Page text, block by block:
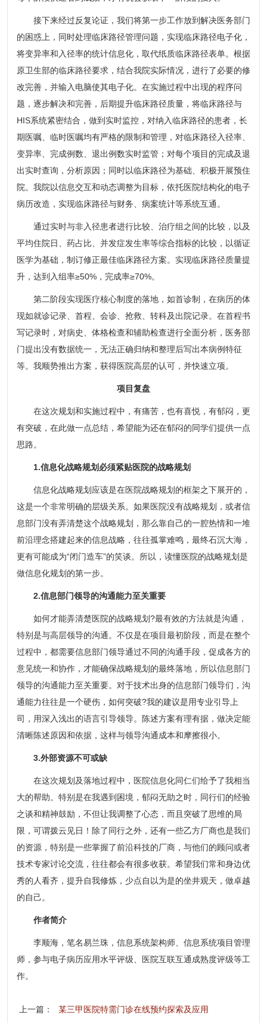
接下来经过反复论证，我们将第一步工作放到解决医务部门
的困惑上，同时处理临床路径管理问题，实现临床路径电子化，
将变异率和入径率的统计信息化，取代纸质临床路径表单。根据
原卫生部的临床路径要求，结合我院实际情况，进行了必要的修
改完善，并输入电脑使其电子化。在实施过程中出现的程序问
题，逐步解决和完善，后期提升临床路径质量，将临床路径与
HIS系统紧密结合，做到实时监控，对纳入临床路径的患者，长
期医嘱、临时医嘱均有严格的限制和管理，对临床路径入径率、
变异率、完成例数、退出例数实时监管；对每个项目的完成及退
出实时查询，分析原因；同时以临床路径为基础、积极开展预住
院。我院以信息交互和动态调整为目标，依托医院结构化的电子
病历改造，实现临床路径与财务、病案统计等系统互通。
通过实时与非入径患者进行比较、治疗组之间的比较，以及
平均住院日、药占比、并发症发生率等综合指标的比较，以循证
医学为基础，制订修正最佳临床路径方案。实现临床路径质量提
升，达到入组率≥50%，完成率≥70%。
第二阶段实现医疗核心制度的落地，如首诊制，在病历的体
现如就诊记录、首程、会诊、抢救、转科及出院记录。在首程书
写记录时，对病史、体格检查和辅助检查进行全面分析，医务部
门提出没有数据统一，无法正确归纳和整理后写出本病例特征
等。我顺势推出方案，获得医院高层的认可，并快速立项。
项目复盘
在这次规划和实施过程中，有痛苦，也有喜悦，有郁闷，更
有突破，在此做一点总结，希望能为还在郁闷的同学们提供一点
思路。
1.信息化战略规划必须紧贴医院的战略规划
信息化战略规划应该是在医院战略规划的框架之下展开的，
这是一个非常明确的层级关系。如果医院没有战略规划，或者信
息部门没有弄清楚这个战略规划，那么靠自己的一腔热情和一堆
前沿理念搭建起来的信息战略，往往孤掌难鸣，最终石沉大海，
更有可能成为“闭门造车”的笑谈。所以，读懂医院的战略规划是
做信息化规划的第一步。
2.信息部门领导的沟通能力至关重要
如何才能弄清楚医院的战略规划?最有效的方法就是沟通，
特别是与高层领导的沟通。不仅是在项目最初阶段，而是在整个
过程中，都需要信息部门领导通过不同的沟通手段，促成各方的
意见统一和协作，才能确保战略规划的最终落地，所以信息部门
领导的沟通能力至关重要。对于技术出身的信息部门领导们，沟
通能力往往是一个硬伤，如何突破?我的建议是用专业引导上
司，用深入浅出的语言引导领导。陈述方案有理有据，做决定能
清晰陈述原因和依据，这样与领导沟通成本和摩擦很小。
3.外部资源不可或缺
在这次规划及落地过程中，医院信息化同仁们给予了我相当
大的帮助。特别是在我遇到困境，郁闷无助之时，同行们的经验
之谈和精神鼓励，不但让我调整了心态，而且突破了思维的局
限，可谓拨云见日！除了同行之外，还有一些乙方厂商也是我们
的资源，特别是一些掌握了前沿科技的厂商，与他们的顾问或者
技术专家讨论交流，往往都会有很多收获。希望我们常和身边优
秀的人看齐，提升自我修炼，少点自以为是的坐井观天，做卓越
的自己。
作者简介
李顺海，笔名易兰珠，信息系统架构师、信息系统项目管理
师，参与电子病历应用水平评级、医院互联互通成熟度评级等工
作。
上一篇： 某三甲医院特需门诊在线预约探索及应用